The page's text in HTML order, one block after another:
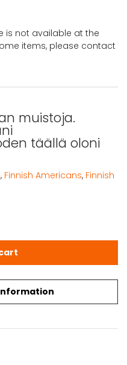
is not available at the
items, please contact
muistoja.
täällä oloni
Näkemiäni ja
, Finnish Americans, Finnish